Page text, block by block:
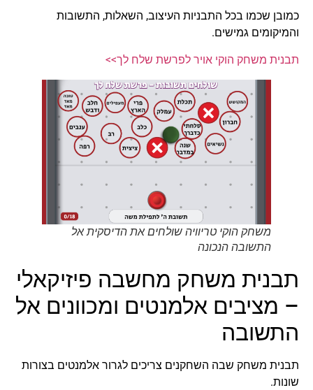
כמובן שכמו בכל התבניות העיצוב, השאלות, התשובות
והמיקומים גמישים.
תבנית משחק הוקי אויר לפרשת שלח לך>>
משחק הוקי טריוויה שולחים את הדיסקית אל
התשובה הנכונה
תבנית משחק מחשבה פיזיקאלי
– מציבים אלמנטים ומכוונים אל
התשובה
תבנית משחק שבה השחקנים צריכים לגרור אלמנטים בצורות
שונות.